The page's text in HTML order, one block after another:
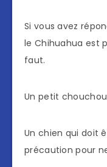
Si vous avez
le Chihuahua est
faut.
Un petit
Un chien qui doit
précaution pour